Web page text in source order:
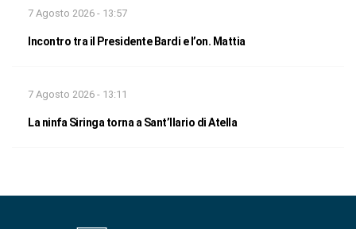
7 Agosto 2026 - 13:57
Incontro tra il Presidente Bardi e l’on. Mattia
7 Agosto 2026 - 13:11
La ninfa Siringa torna a Sant’Ilario di Atella